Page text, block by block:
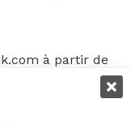
à partir de